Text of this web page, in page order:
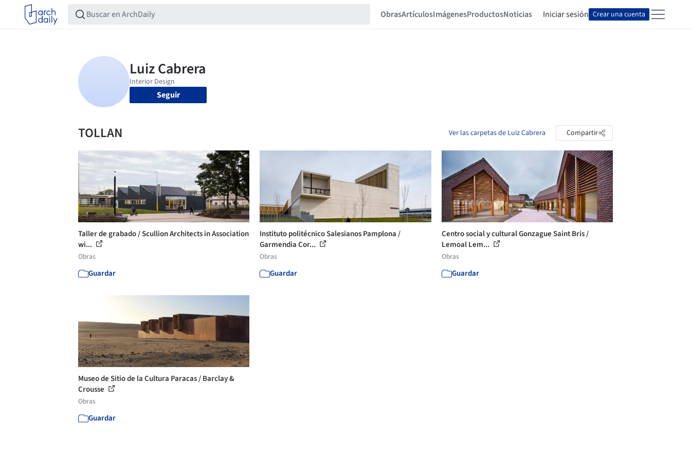
ObrasArtículosImágenesProductosNoticias Iniciar sesión Crear una cuenta
Seguir
TOLLAN Ver las carpetas de Luiz Cabrera Compartir
Taller de grabado / Scullion Architects in Association
wi...
Obras
Guardar
Instituto politécnico Salesianos Pamplona /
Garmendia Cor...
Obras
Guardar
Centro social y cultural Gonzague Saint Bris /
Lemoal Lem...
Obras
Guardar
Museo de Sitio de la Cultura Paracas / Barclay &
Crousse
Obras
Guardar